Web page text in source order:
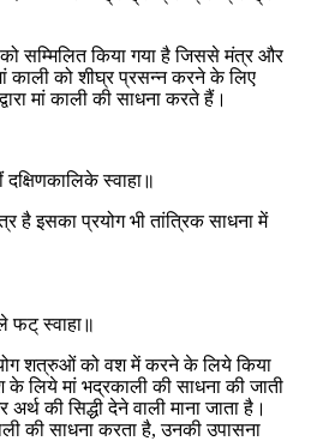
को सम्मिलित किया गया है जिससे मंत्र और
काली को शीघ्र प्रसन्न करने के लिए
मां काली की साधना करते हैं।
स्वाहा॥
है इसका प्रयोग भी तांत्रिक साधना में
फट् स्वाहा॥
शत्रुओं को वश में करने के लिये किया
लिये मां भद्रकाली की साधना की जाती
की सिद्धी देने वाली माना जाता है।
की साधना करता है, उनकी उपासना